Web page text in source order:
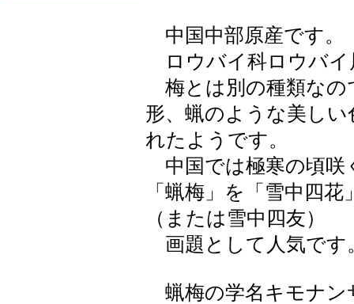
中国中部原産です。
ロウバイ科ロウバイ
梅とは別の種類なの
形、蝋のような美し
れたようです。
中国では極寒の頃咲
「蝋梅」を「雪中四
（または雪中四友）
画題として人気です
蝋梅の学名キモナン